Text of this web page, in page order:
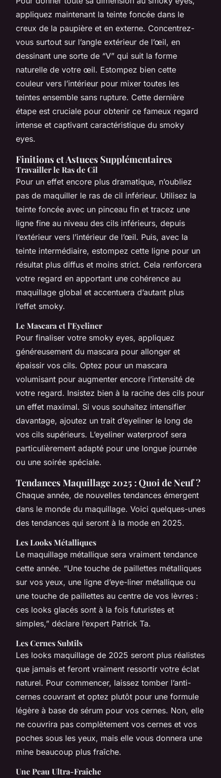
appliquez maintenant la teinte foncée dans le
creux de la paupière et en externe. Concentrez-
vous surtout sur l’angle extérieur de l’œil, en
dessinant une sorte de “V” qui suit la forme
naturelle de votre œil. Estompez bien cette
couleur vers l’intérieur pour mixer toutes les
teintes ensemble sans rupture. Cette dernière
étape est cruciale pour obtenir ce fameux regard
intense et captivant caractéristique du smoky
eyes.
Finitions et Astuces Supplémentaires
Travailler le Ras de Cil
Pour un effet encore plus dramatique, n’oubliez
pas de maquiller le ras de cil inférieur. Utilisez la
teinte foncée avec un pinceau fin et tracez une
ligne fine au niveau des cils inférieurs, depuis
l’extérieur vers l’intérieur de l’œil. Puis, avec la
teinte intermédiaire, estompez cette ligne pour un
résultat plus diffus et moins strict. Cela renforcera
votre regard en apportant une cohérence au
maquillage global et accentuera d’autant plus
l’effet smoky.
Le Mascara et l’Eyeliner
Pour finaliser votre smoky eyes, appliquez
généreusement du mascara pour allonger et
épaissir vos cils. Optez pour un mascara
volumisant pour augmenter encore l’intensité de
votre regard. Insistez bien à la racine des cils pour
un effet maximal. Si vous souhaitez intensifier
davantage, ajoutez un trait d’eyeliner le long de
vos cils supérieurs. L’eyeliner waterproof sera
particulièrement adapté pour une longue journée
ou une soirée spéciale.
Tendances Maquillage 2025 : Quoi de Neuf ?
Chaque année, de nouvelles tendances émergent
dans le monde du maquillage. Voici quelques-unes
des tendances qui seront à la mode en 2025.
Les Looks Métalliques
Le maquillage métallique sera vraiment tendance
cette année. “Une touche de paillettes métalliques
sur vos yeux, une ligne d’eye-liner métallique ou
une touche de paillettes au centre de vos lèvres :
ces looks glacés sont à la fois futuristes et
simples,” déclare l’expert Patrick Ta.
Les Cernes Subtils
Les looks maquillage de 2025 seront plus réalistes
que jamais et feront vraiment ressortir votre éclat
naturel. Pour commencer, laissez tomber l’anti-
cernes couvrant et optez plutôt pour une formule
légère à base de sérum pour vos cernes. Non, elle
ne couvrira pas complètement vos cernes et vos
poches sous les yeux, mais elle vous donnera une
mine beaucoup plus fraîche.
Une Peau Ultra-Fraîche